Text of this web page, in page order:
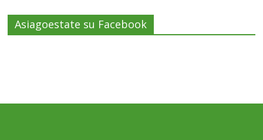
Asiagoestate su Facebook